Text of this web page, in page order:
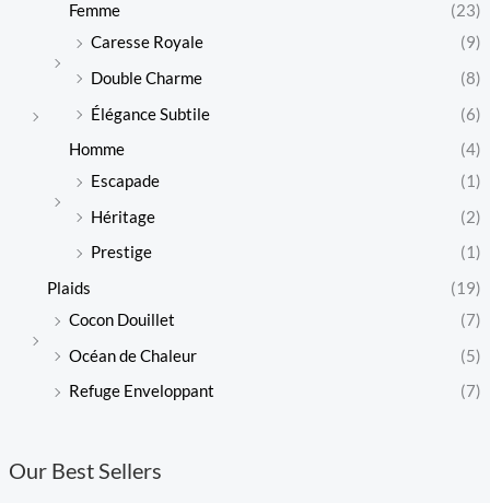
Femme
(23)
Caresse Royale
(9)
Double Charme
(8)
Élégance Subtile
(6)
Homme
(4)
Escapade
(1)
Héritage
(2)
Prestige
(1)
Plaids
(19)
Cocon Douillet
(7)
Océan de Chaleur
(5)
Refuge Enveloppant
(7)
Our Best Sellers